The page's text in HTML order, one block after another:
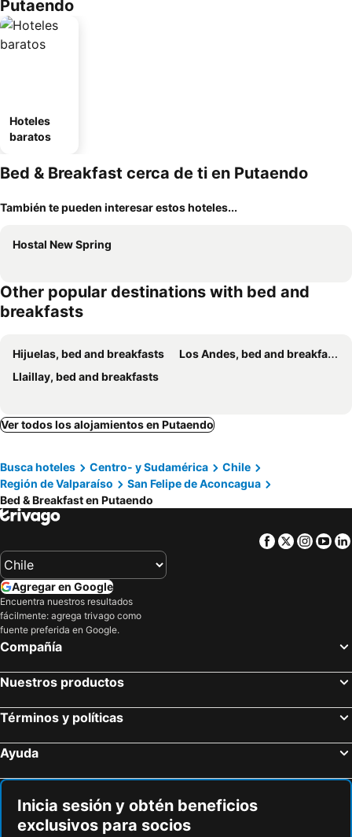
Putaendo
Hoteles
baratos
Bed & Breakfast cerca de ti en Putaendo
También te pueden interesar estos hoteles...
Hostal New Spring
Other popular destinations with bed and
breakfasts
Hijuelas, bed and breakfasts
Los Andes, bed and breakfasts
Llaillay, bed and breakfasts
Ver todos los alojamientos en Putaendo
Busca hoteles Centro- y Sudamérica
Chile
Región de Valparaíso
San Felipe de Aconcagua
Bed & Breakfast en Putaendo
Facebook
Twitter
Agregar en Google
Encuentra nuestros resultados
fácilmente: agrega trivago como
fuente preferida en Google.
Compañía
Nuestros productos
Términos y políticas
Ayuda
Inicia sesión y obtén beneficios
exclusivos para socios